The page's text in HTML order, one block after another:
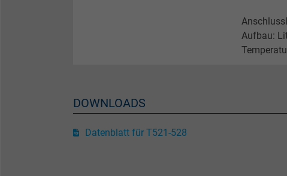
Zweck
Aufbau:
DOWNLOADS
Datenblatt für T521-528